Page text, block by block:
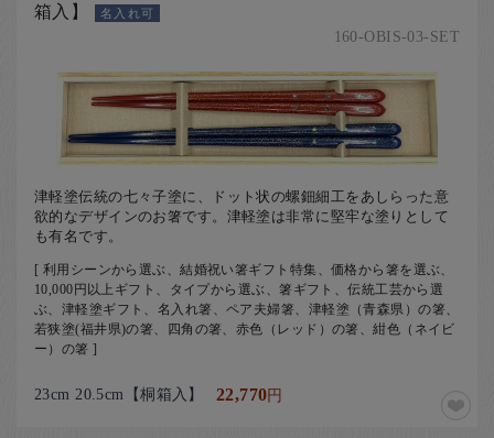
箱入】
名入れ可
160-OBIS-03-SET
津軽塗伝統の七々子塗に、ドット状の螺鈿細工をあしらった意
欲的なデザインのお箸です。津軽塗は非常に堅牢な塗りとして
も有名です。
[ 利用シーンから選ぶ、結婚祝い箸ギフト特集、価格から箸を選ぶ、
10,000円以上ギフト、タイプから選ぶ、箸ギフト、伝統工芸から選
ぶ、津軽塗ギフト、名入れ箸、ペア夫婦箸、津軽塗（青森県）の箸、
若狭塗(福井県)の箸、四角の箸、赤色（レッド）の箸、紺色（ネイビ
ー）の箸 ]
23cm 20.5cm【桐箱入】 22,770円